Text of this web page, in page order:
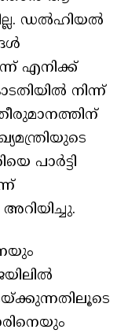
ഡൽഹിയൽ
എനിക്ക്
നിന്ന്
പാർട്ടി